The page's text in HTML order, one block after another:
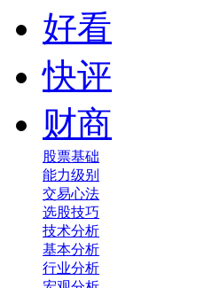
好看
快评
财商
股票基础
能力级别
交易心法
选股技巧
技术分析
基本分析
行业分析